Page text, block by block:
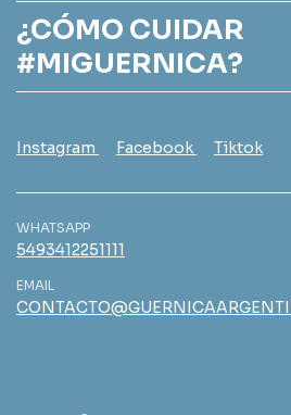
¿CÓMO CUIDAR
#MIGUERNICA?
Instagram Facebook Tiktok
WHATSAPP
5493412251111
EMAIL